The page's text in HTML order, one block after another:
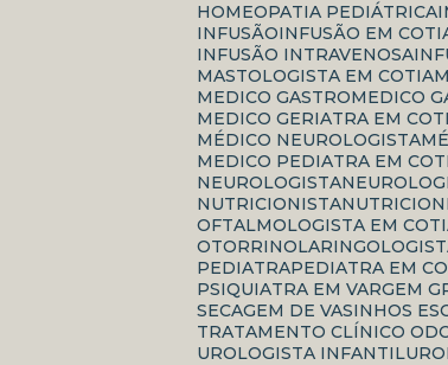
HOMEOPATIA PEDIÁTRICA
INFUSÃO INFUSÃO EM
INFUSÃO INTRAVENOSA
MASTOLOGISTA EM COTIA
MEDICO GASTRO
MEDICO
MEDICO GERIATRA EM
MÉDICO NEUROLOGISTA
MEDICO PEDIATRA EM
NEUROLOGISTA
NUTRICIONISTA
OFTALMOLOGISTA EM
PEDIATRA
PEDIATRA EM
PSIQUIATRA EM VARGEM
SECAGEM DE VASINHOS
TRATAMENTO CLÍNICO
UROLOGISTA INFANTIL